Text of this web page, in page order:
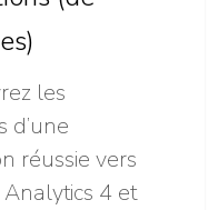
les
d’une
réussie vers
4 et